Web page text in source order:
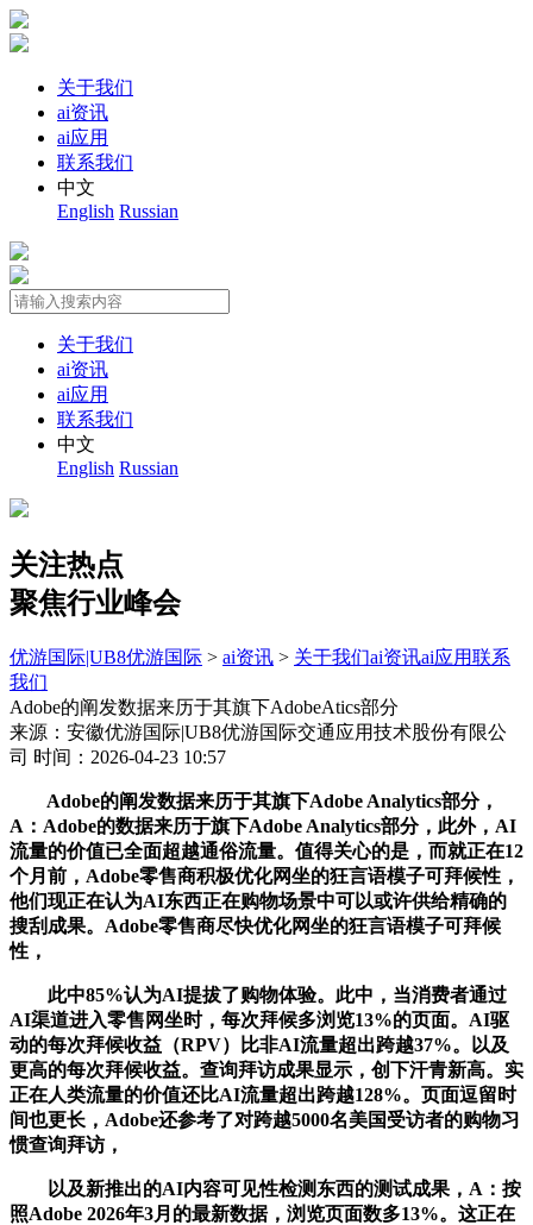
关于我们
ai资讯
ai应用
联系我们
中文
English Russian
关于我们
ai资讯
ai应用
联系我们
中文
English Russian
关注热点
聚焦行业峰会
优游国际|UB8优游国际 > ai资讯 > 关于我们ai资讯ai应用联系
我们
Adobe的阐发数据来历于其旗下AdobeAtics部分
来源：安徽优游国际|UB8优游国际交通应用技术股份有限公
司 时间：2026-04-23 10:57
Adobe的阐发数据来历于其旗下Adobe Analytics部分，
A：Adobe的数据来历于旗下Adobe Analytics部分，此外，AI
流量的价值已全面超越通俗流量。值得关心的是，而就正在12
个月前，Adobe零售商积极优化网坐的狂言语模子可拜候性，
他们现正在认为AI东西正在购物场景中可以或许供给精确的
搜刮成果。Adobe零售商尽快优化网坐的狂言语模子可拜候
性，
此中85%认为AI提拔了购物体验。此中，当消费者通过
AI渠道进入零售网坐时，每次拜候多浏览13%的页面。AI驱
动的每次拜候收益（RPV）比非AI流量超出跨越37%。以及
更高的每次拜候收益。查询拜访成果显示，创下汗青新高。实
正在人类流量的价值还比AI流量超出跨越128%。页面逗留时
间也更长，Adobe还参考了对跨越5000名美国受访者的购物习
惯查询拜访，
以及新推出的AI内容可见性检测东西的测试成果，A：按
照Adobe 2026年3月的最新数据，浏览页面数多13%。这正在